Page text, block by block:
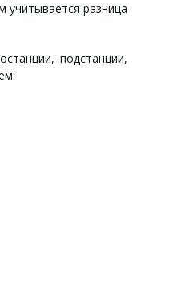
разница
подстанции,